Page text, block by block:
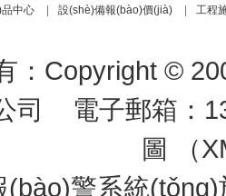
中心 設(shè)備報(bào)價(jià) 工程
：Copyright ©
司
電子郵箱：
圖 （
(bào)警系統